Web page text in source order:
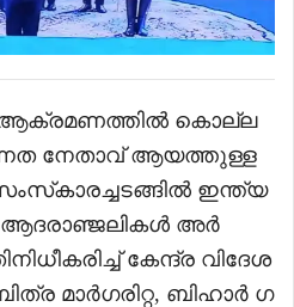
കൊല്ല
നേതാവ് ആയത്തുള്ള
ഇന്ത്യ
ആദരാഞ്ജലികൾ അർ
കേന്ദ്ര വിദേശ
മാർഗരിറ്റ, ബിഹാർ ഗ